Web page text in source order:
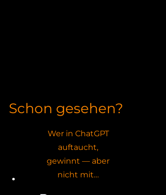
Schon gesehen?
Wer in ChatGPT
auftaucht,
gewinnt — aber
nicht mit…